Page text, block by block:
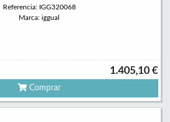
Referencia: IGG320068
Marca: iggual
1.405,10 €
Comprar